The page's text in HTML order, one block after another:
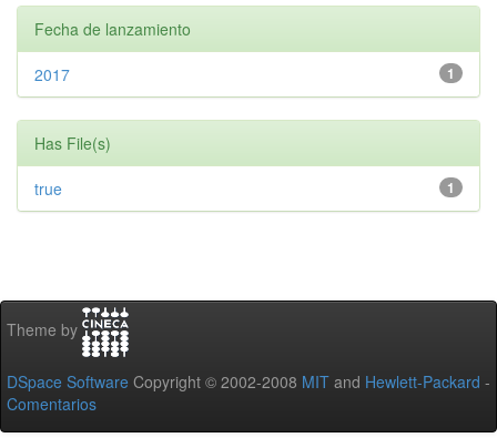
Fecha de lanzamiento
1
2017
Has File(s)
1
true
Theme by
DSpace Software Copyright © 2002-2008 MIT and Hewlett-Packard -
Comentarios